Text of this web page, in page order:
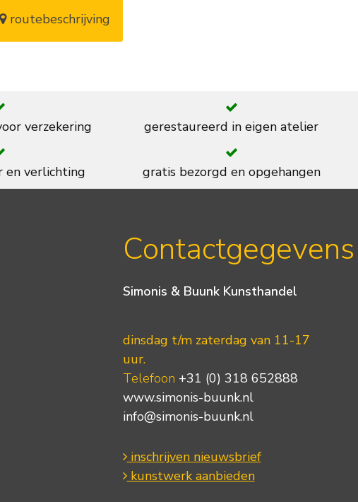
routebeschrijving
verzekering gerestaureerd in eigen atelier
en verlichting gratis bezorgd en opgehangen
Contactgegevens
Simonis & Buunk Kunsthandel
dinsdag t/m zaterdag van 11-17
uur.
Telefoon +31 (0) 318 652888
www.simonis-buunk.nl
info@simonis-buunk.nl
inschrijven nieuwsbrief
kunstwerk aanbieden